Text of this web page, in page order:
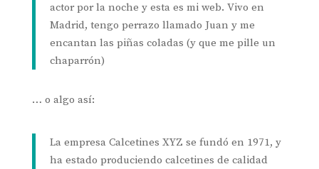
actor por la noche y esta es mi web. Vivo en
Madrid, tengo perrazo llamado Juan y me
encantan las piñas coladas (y que me pille un
chaparrón)
… o algo así:
La empresa Calcetines XYZ se fundó en 1971, y
ha estado produciendo calcetines de calidad